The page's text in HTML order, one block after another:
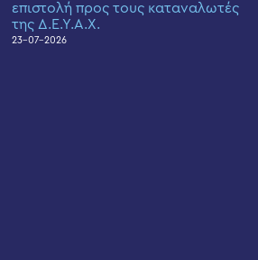
επιστολή προς τους καταναλωτές
της Δ.Ε.Υ.Α.Χ.
23-07-2026